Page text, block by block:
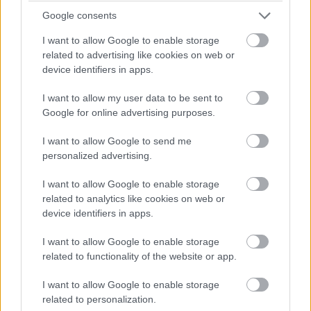
Google consents
I want to allow Google to enable storage
related to advertising like cookies on web or
device identifiers in apps.
I want to allow my user data to be sent to
Google for online advertising purposes.
I want to allow Google to send me
personalized advertising.
I want to allow Google to enable storage
related to analytics like cookies on web or
device identifiers in apps.
I want to allow Google to enable storage
related to functionality of the website or app.
I want to allow Google to enable storage
related to personalization.
Próbáltál már a távirányítóddal beírni valahova
egy rövidke szöveget?
Netflixcsendben elkezdte tesztelni saját mesterséges
Államokban. Az új funkcióval a felhasználóknak nem kell
konkrét címeket beírniuk, hanem elég egyszerűen
elmondaniuk, milyen hangulatú tartalmat szeretnének
nézni, a Netflix pedig ez alapján kiköp egy listát.
felhasználó számára érhető el bizonyos Google TV-s
eszközökön. A használathoz a távirányító Netflix
gombját kell megnyomni, ezután különféle hangulat-
alapú javaslatok jelennek meg, például "sírni szeretnék"